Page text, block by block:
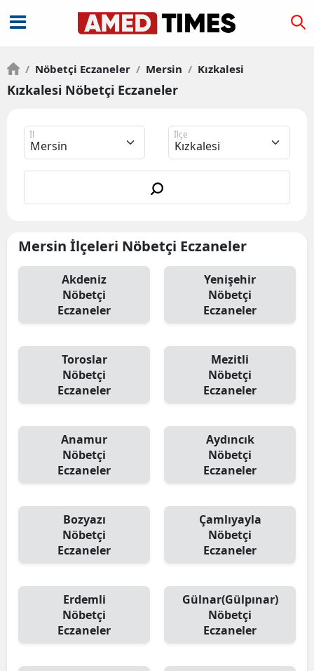
/ Nöbetçi Eczaneler / Mersin / Kızkalesi
Kızkalesi Nöbetçi Eczaneler
İl İlçe
Mersin İlçeleri Nöbetçi Eczaneler
Akdeniz
Nöbetçi
Eczaneler
Yenişehir
Nöbetçi
Eczaneler
Toroslar
Nöbetçi
Eczaneler
Mezitli
Nöbetçi
Eczaneler
Anamur
Nöbetçi
Eczaneler
Aydıncık
Nöbetçi
Eczaneler
Bozyazı
Nöbetçi
Eczaneler
Çamlıyayla
Nöbetçi
Eczaneler
Erdemli
Nöbetçi
Eczaneler
Gülnar(Gülpınar)
Nöbetçi
Eczaneler